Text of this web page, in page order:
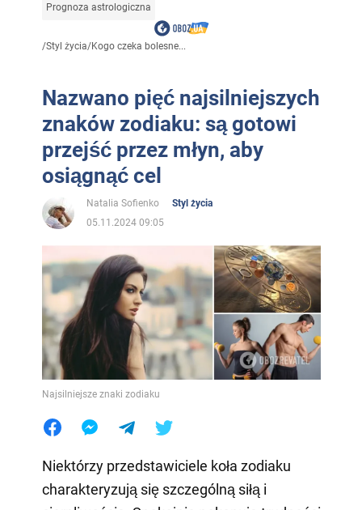
Prognoza astrologiczna
/Styl życia/Kogo czeka bolesne...
Nazwano pięć najsilniejszych
znaków zodiaku: są gotowi
przejść przez młyn, aby
osiągnąć cel
Natalia Sofienko
Styl życia
05.11.2024 09:05
Najsilniejsze znaki zodiaku
Niektórzy przedstawiciele koła zodiaku
charakteryzują się szczególną siłą i